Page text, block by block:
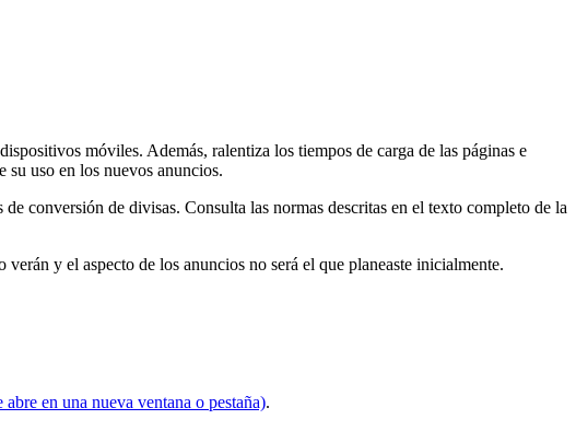
móviles. Además, ralentiza los tiempos de carga de las páginas e
su uso en los nuevos anuncios.
conversión de divisas. Consulta las normas descritas en el texto completo de la
y el aspecto de los anuncios no será el que planeaste inicialmente.
abre en una nueva ventana o pestaña).